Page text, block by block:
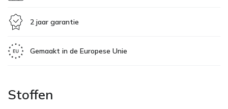
2 jaar garantie
Gemaakt in de Europese Unie
Stoffen